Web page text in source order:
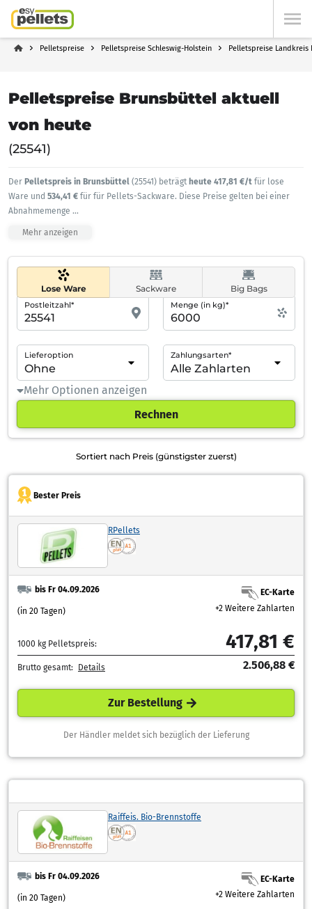
Pelletspreise Pelletspreise Schleswig-Holstein Pelletspreise Landkreis
Pelletspreise Brunsbüttel aktuell
von heute
(25541)
Der Pelletspreis in Brunsbüttel (25541) beträgt heute 417,81 €/t für lose
Ware und 534,41 € für für Pellets-Sackware. Diese Preise gelten bei einer
Abnahmemenge ...
Mehr anzeigen
Lose Ware Sackware Big Bags
Postleitzahl* Menge (in kg)*
Lieferoption Zahlungsarten*
Mehr Optionen anzeigen
Rechnen
Sortiert nach Preis (günstigster zuerst)
Bester Preis
RPellets
bis Fr 04.09.2026
(in 20 Tagen)
EC-Karte
+2 Weitere Zahlarten
1000 kg Pelletspreis: 417,81 €
Brutto gesamt: Details 2.506,88 €
Zur Bestellung
Der Händler meldet sich bezüglich der Lieferung
Raiffeis. Bio-Brennstoffe
bis Fr 04.09.2026
(in 20 Tagen)
EC-Karte
+2 Weitere Zahlarten